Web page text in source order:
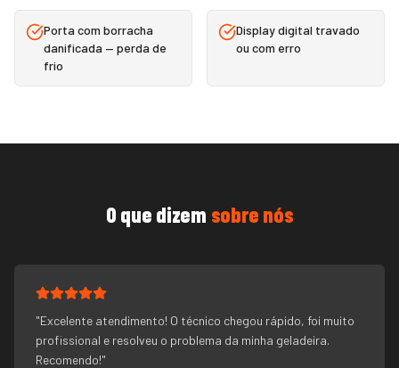
Porta com borracha
danificada — perda de
frio
Display digital travado
ou com erro
O que dizem sobre nós
"Excelente atendimento! O técnico chegou rápido, foi muito
profissional e resolveu o problema da minha geladeira.
Recomendo!"